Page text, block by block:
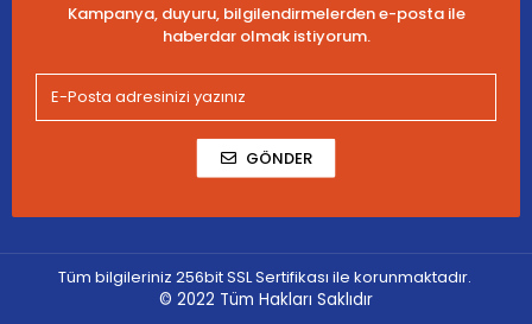
Kampanya, duyuru, bilgilendirmelerden e-posta ile
haberdar olmak istiyorum.
GÖNDER
Tüm bilgileriniz 256bit SSL Sertifikası ile korunmaktadır.
© 2022 Tüm Hakları Saklıdır